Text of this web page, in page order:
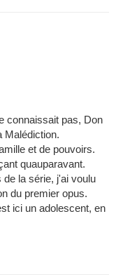
connaissait pas, Don
Malédiction.
et de pouvoirs.
quauparavant.
la série, j'ai voulu
du premier opus.
ici un adolescent, en